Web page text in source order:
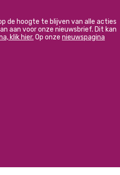
de hoogte te blijven van alle acties
aan voor onze nieuwsbrief. Dit kan
klik hier. Op onze nieuwspagina